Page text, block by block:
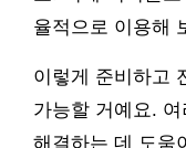
율적으로 이용해
이렇게 준비하고
가능할 거예요.
해결하는 데 도움